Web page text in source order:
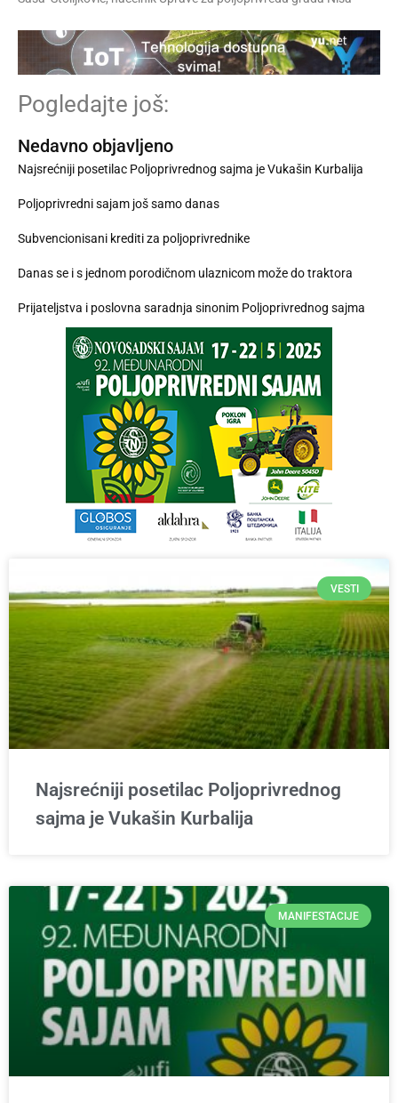
Pogledajte još:
Nedavno objavljeno
Najsrećniji posetilac Poljoprivrednog sajma je Vukašin Kurbalija
Poljoprivredni sajam još samo danas
Subvencionisani krediti za poljoprivrednike
Danas se i s jednom porodičnom ulaznicom može do traktora
Prijateljstva i poslovna saradnja sinonim Poljoprivrednog sajma
VESTI
Najsrećniji posetilac Poljoprivrednog
sajma je Vukašin Kurbalija
MANIFESTACIJE